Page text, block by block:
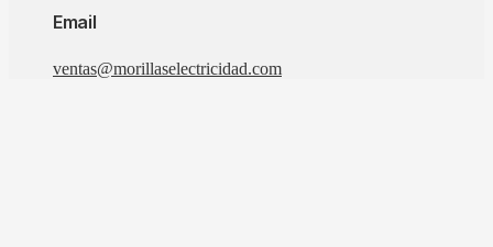
Email
ventas@morillaselectricidad.com